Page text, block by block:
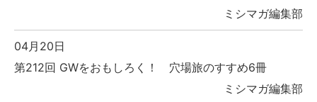
ミシマガ編集部
04月20日
第212回 GWをおもしろく！ 穴場旅のすすめ6冊
ミシマガ編集部